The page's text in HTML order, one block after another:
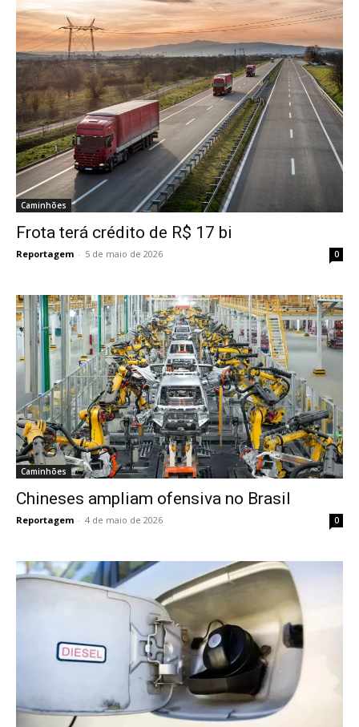
Caminhões
Frota terá crédito de R$ 17 bi
Reportagem - 5 de maio de 2026 0
Caminhões
Chineses ampliam ofensiva no Brasil
Reportagem - 4 de maio de 2026 0